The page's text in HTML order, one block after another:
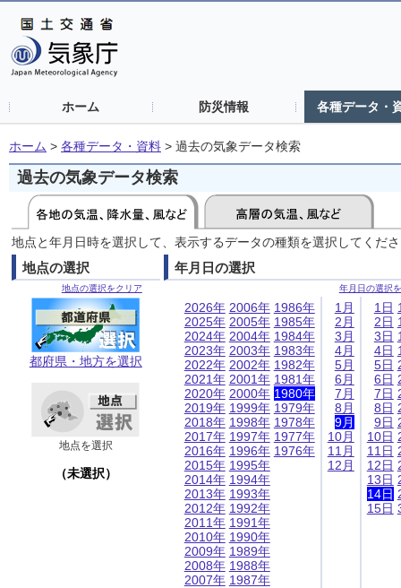
ホーム 防災情報 各種データ・
ホーム > 各種データ・資料 > 過去の気象データ検索
過去の気象データ検索
地点と年月日時を選択して、表示するデータの種類を選択してくだ
地点の選択
地点の選択をクリア
都府県・地方を選択
地点を選択
（未選択）
年月日の選択
年月日の選択
2026年
2025年
2024年
2023年
2022年
2021年
2020年
2019年
2018年
2017年
2016年
2015年
2014年
2013年
2012年
2011年
2010年
2009年
2008年
2007年
2006年
2005年
2004年
2003年
2002年
2001年
2000年
1999年
1998年
1997年
1996年
1995年
1994年
1993年
1992年
1991年
1990年
1989年
1988年
1987年
1986年
1985年
1984年
1983年
1982年
1981年
1980年
1979年
1978年
1977年
1976年
1月
2月
3月
4月
5月
6月
7月
8月
9月
10月
11月
12月
1日
2日
3日
4日
5日
6日
7日
8日
9日
10日
11日
12日
13日
14日
15日